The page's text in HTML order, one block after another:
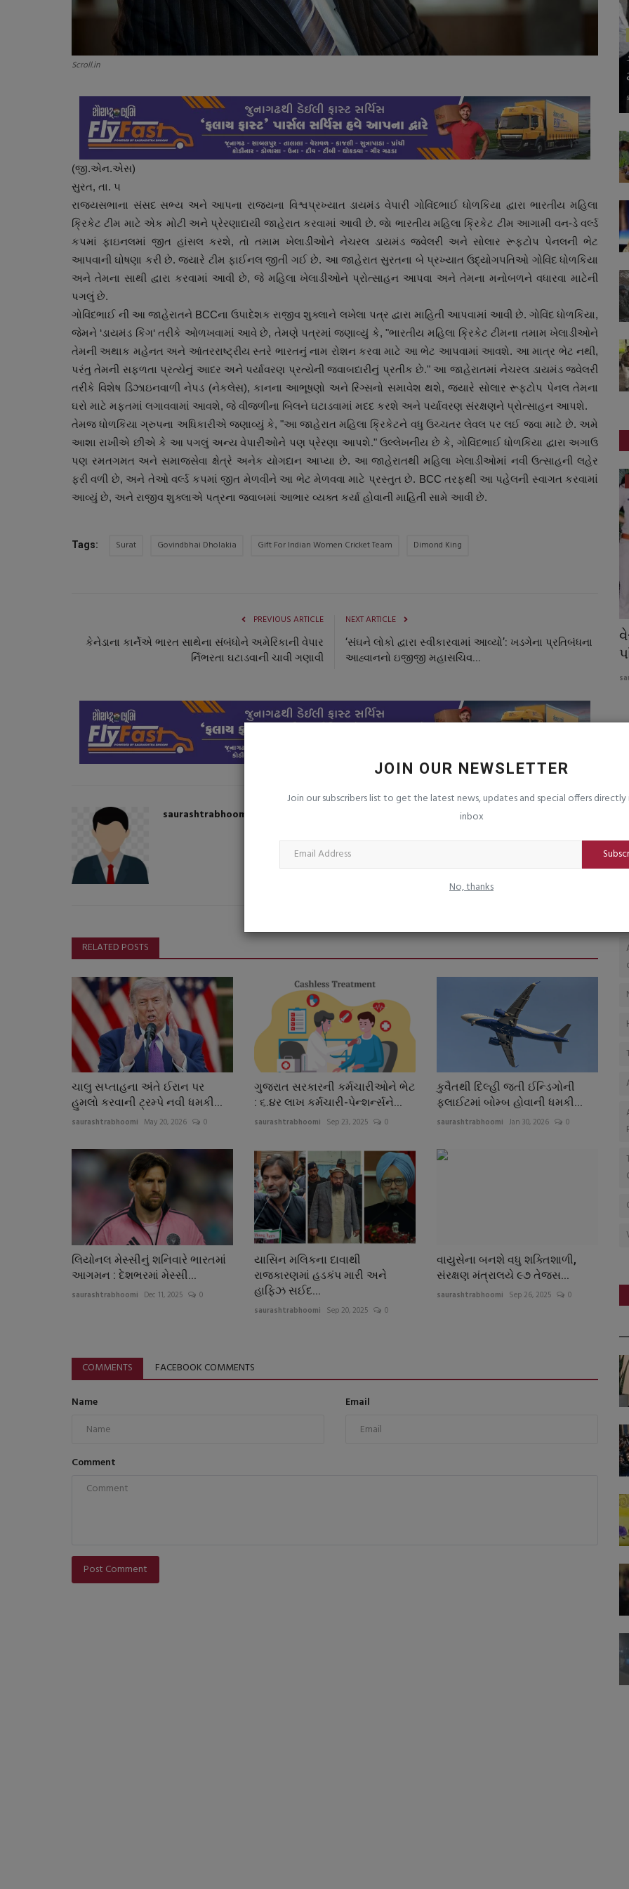
JOIN OUR NEWSLETTER
Join our subscribers list to get the latest news, updates and special offers directly
inbox
No, thanks
Scroll.in
(જી.એન.એસ)
સુરત, તા. ૫
રાજ્યસભાના સંસદ સભ્ય અને આપના રાજ્યના વિશ્વપ્રખ્યાત ડાયમંડ વેપારી ગોવિંદભાઈ ધોળકિયા દ્વારા ભારતીય મહિલા
ક્રિકેટ ટીમ માટે એક મોટી અને પ્રેરણાદાયી જાહેરાત કરવામાં આવી છે. જાે ભારતીય મહિલા ક્રિકેટ ટીમ આગામી વન-ડે વર્લ્ડ
કપમાં ફાઇનલમાં જીત હાંસલ કરશે, તો તમામ ખેલાડીઓને નેચરલ ડાયમંડ જ્વેલરી અને સોલાર રૂફટોપ પેનલની ભેટ
આપવાની ઘોષણા કરી છે. જયારે ટીમ ફાઈનલ જીતી ગઈ છે. આ જાહેરાત સુરતના બે પ્રખ્યાત ઉદ્યોગપતિઓ ગોવિંદ ધોળકિયા
અને તેમના સાથી દ્વારા કરવામાં આવી છે, જે મહિલા ખેલાડીઓને પ્રોત્સાહન આપવા અને તેમના મનોબળને વધારવા માટેની
પગલું છે.
ગોવિંદભાઈ ની આ જાહેરાતને BCCના ઉપાદેશક રાજીવ શુક્લાને લખેલા પત્ર દ્વારા માહિતી આપવામાં આવી છે. ગોવિંદ ધોળકિયા,
જેમને ‘ડાયમંડ કિંગ‘ તરીકે ઓળખવામાં આવે છે, તેમણે પત્રમાં જણાવ્યું કે, "ભારતીય મહિલા ક્રિકેટ ટીમના તમામ ખેલાડીઓને
તેમની અથાક મહેનત અને આંતરરાષ્ટ્રીય સ્તરે ભારતનું નામ રોશન કરવા માટે આ ભેટ આપવામાં આવશે. આ માત્ર ભેટ નથી,
પરંતુ તેમની સફળતા પ્રત્યેનું આદર અને પર્યાવરણ પ્રત્યેની જવાબદારીનું પ્રતીક છે." આ જાહેરાતમાં નેચરલ ડાયમંડ જ્વેલરી
તરીકે વિશેષ ડિઝાઇનવાળી નેપડ (નેકલેસ), કાનના આભૂષણો અને રિંગ્સનો સમાવેશ થશે, જ્યારે સોલાર રૂફટોપ પેનલ તેમના
ઘરો માટે મફતમાં લગાવવામાં આવશે, જે વીજળીના બિલને ઘટાડવામાં મદદ કરશે અને પર્યાવરણ સંરક્ષણને પ્રોત્સાહન આપશે.
તેમજ ધોળકિયા ગ્રુપના અધિકારીએ જણાવ્યું કે, "આ જાહેરાત મહિલા ક્રિકેટને વધુ ઉચ્ચતર લેવલ પર લઈ જવા માટે છે. અમે
આશા રાખીએ છીએ કે આ પગલું અન્ય વેપારીઓને પણ પ્રેરણા આપશે." ઉલ્લેખનીય છે કે, ગોવિંદભાઈ ધોળકિયા દ્વારા અગાઉ
પણ રમતગમત અને સમાજસેવા ક્ષેત્રે અનેક યોગદાન આપ્યા છે. આ જાહેરાતથી મહિલા ખેલાડીઓમાં નવી ઉત્સાહની લહેર
ફરી વળી છે, અને તેઓ વર્લ્ડ કપમાં જીત મેળવીને આ ભેટ મેળવવા માટે પ્રસ્તુત છે. BCC તરફથી આ પહેલની સ્વાગત કરવામાં
આવ્યું છે, અને રાજીવ શુક્લાએ પત્રના જવાબમાં આભાર વ્યક્ત કર્યા હોવાની માહિતી સામે આવી છે.
Tags: Surat Govindbhai Dholakia Gift For Indian Women Cricket Team Dimond King
PREVIOUS ARTICLE
કેનેડાના કાર્નેએ ભારત સાથેના સંબંધોને અમેરિકાની વેપાર
ર્નિભરતા ઘટાડવાની ચાવી ગણાવી
NEXT ARTICLE
‘સંઘને લોકો દ્વારા સ્વીકારવામાં આવ્યો’: ખડગેના પ્રતિબંધના
આહ્વાનનો ઇજીજી મહાસચિવ...
saurashtrabhoomi
RELATED POSTS
ચાલુ સપ્તાહના અંતે ઈરાન પર
હુમલો કરવાની ટ્રમ્પે નવી ધમકી...
saurashtrabhoomi May 20, 2026 0
ગુજરાત સરકારની કર્મચારીઓને ભેટ
: ૬.૪ર લાખ કર્મચારી-પેન્શર્ન્સને...
saurashtrabhoomi Sep 23, 2025 0
કુવૈતથી દિલ્હી જતી ઈન્ડિગોની
ફ્લાઈટમાં બોમ્બ હોવાની ધમકી...
saurashtrabhoomi Jan 30, 2026 0
લિયોનલ મેસ્સીનું શનિવારે ભારતમાં
આગમન : દેશભરમાં મેસ્સી...
saurashtrabhoomi Dec 11, 2025 0
યાસિન મલિકના દાવાથી
રાજકારણમાં હડકંપ મારી અને
હાફિઝ સઈદ...
saurashtrabhoomi Sep 20, 2025 0
વાયુસેના બનશે વધુ શક્તિશાળી,
સંરક્ષણ મંત્રાલયે ૯૭ તેજસ...
saurashtrabhoomi Sep 26, 2025 0
COMMENTS FACEBOOK COMMENTS
Name Email
Comment
Post Comment
આંતરરાષ્ટ્રીય
પોતાના જ દેશમાં ટ્રમ્પ ઘેરાયા ટેરિફ મામલે
અમેરીકાના રપ...
આંતરરાષ્ટ્રીય
ઈરાને અખાતના દેશોને ધમકી આપી : જાે
અમેરીકાએ હુમલો કર્યો...